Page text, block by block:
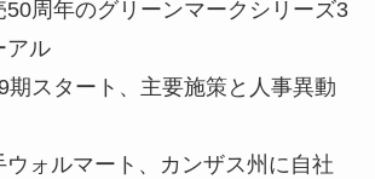
周年のグリーンマークシリーズ3
アル
期スタート、主要施策と人事異動
ォルマート、カンザス州に自社